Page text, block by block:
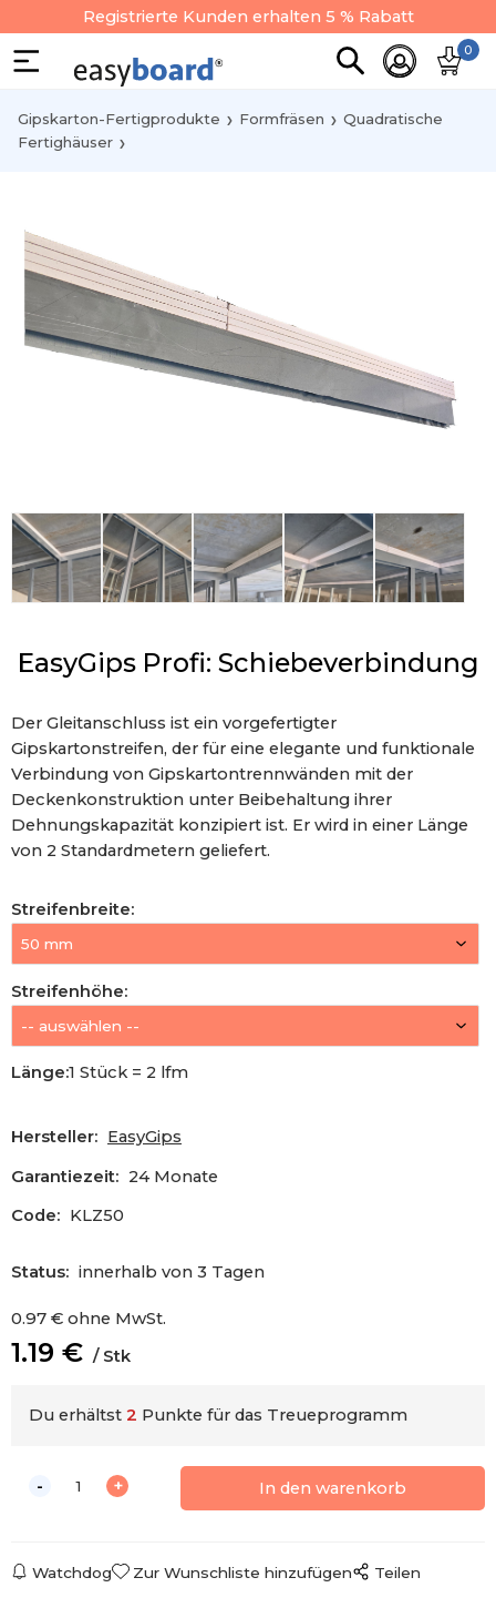
Registrierte Kunden erhalten 5 % Rabatt
0
Gipskarton-Fertigprodukte Formfräsen
Quadratische
Fertighäuser
EasyGips Profi: Schiebeverbindung
Der Gleitanschluss ist ein vorgefertigter
Gipskartonstreifen, der für eine elegante und funktionale
Verbindung von Gipskartontrennwänden mit der
Deckenkonstruktion unter Beibehaltung ihrer
Dehnungskapazität konzipiert ist. Er wird in einer Länge
von 2 Standardmetern geliefert.
Streifenbreite:
Streifenhöhe:
Länge:1 Stück = 2 lfm
Hersteller: EasyGips
Garantiezeit: 24 Monate
Code: KLZ50
Status: innerhalb von 3 Tagen
0.97 € ohne MwSt.
1.19 € Stk
Du erhältst 2 Punkte für das Treueprogramm
Watchdog Zur Wunschliste hinzufügen Teilen